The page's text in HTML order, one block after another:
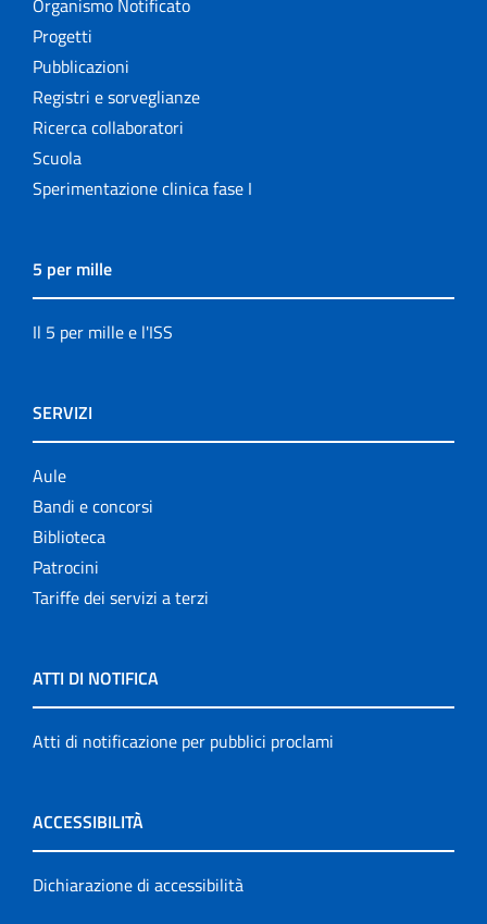
Progetti
Pubblicazioni
Registri e sorveglianze
Ricerca collaboratori
Scuola
Sperimentazione clinica fase I
5 per mille
Il 5 per mille e l'ISS
SERVIZI
Aule
Bandi e concorsi
Biblioteca
Patrocini
Tariffe dei servizi a terzi
ATTI DI NOTIFICA
Atti di notificazione per pubblici proclami
ACCESSIBILITÀ
Dichiarazione di accessibilità